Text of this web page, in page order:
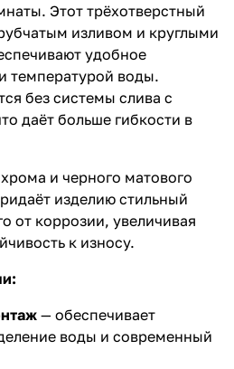
Этот трёхотверстный
изливом и круглыми
удобное
температурой воды.
без системы слива с
даёт больше гибкости в
и черного матового
изделию стильный
от коррозии, увеличивая
к износу.
— обеспечивает
воды и современный